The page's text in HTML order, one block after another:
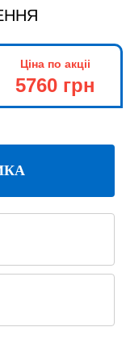
Ціна по акціі
5760 грн